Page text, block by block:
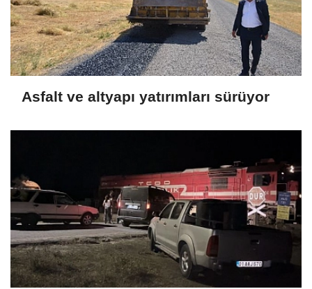
Asfalt ve altyapı yatırımları sürüyor